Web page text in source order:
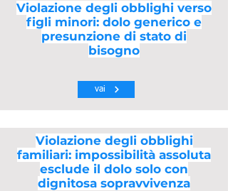
Violazione degli obblighi verso
figli minori: dolo generico e
presunzione di stato di
bisogno
vai
Violazione degli obblighi
familiari: impossibilità assoluta
esclude il dolo solo con
dignitosa sopravvivenza